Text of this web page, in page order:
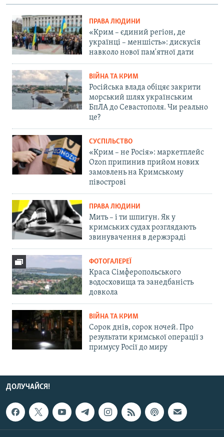
ПРАВА ЛЮДИНИ
«Крим – єдиний регіон, де
українці – меншість»: дискусія
навколо нової пам'ятної дати
ВІЙНА ТА КРИМ
Російська влада обіцяє закрити
морський шлях українським
БпЛА до Севастополя. Чи реально
це?
СУСПІЛЬСТВО
«Крим – не Росія»: маркетплейс
Ozon припинив прийом нових
замовлень на Кримському
півострові
ПРАВА ЛЮДИНИ
Мить – і ти шпигун. Як у
кримських судах розглядають
звинувачення в держзраді
ФОТОГАЛЕРЕЇ
Краса Сімферопольського
водосховища та занедбаність
довкола
ВІЙНА ТА КРИМ
Сорок днів, сорок ночей. Про
результати кримської операції з
примусу Росії до миру
ДОЛУЧАЙСЯ!